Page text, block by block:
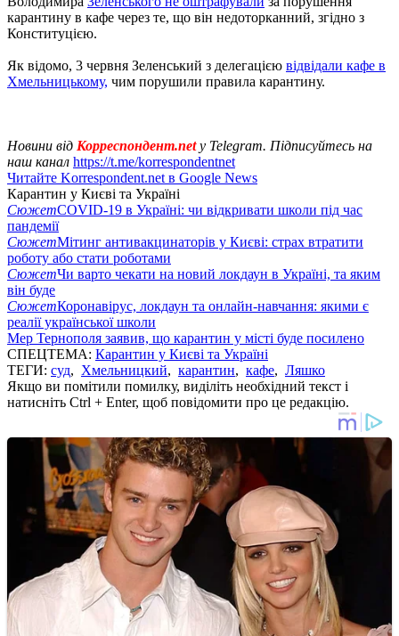
карантину в кафе через те, що він недоторканний, згідно з
Конституцією.
Як відомо, 3 червня Зеленський з делегацією відвідали кафе в
Хмельницькому, чим порушили правила карантину.
Новини від Корреспондент.net у Telegram. Підписуйтесь на
наш канал https://t.me/korrespondentnet
Читайте Korrespondent.net в Google News
Карантин у Києві та Україні
СюжетCOVID-19 в Україні: чи відкривати школи під час
пандемії
СюжетМітинг антивакцинаторів у Києві: страх втратити
роботу або стати роботами
СюжетЧи варто чекати на новий локдаун в Україні, та яким
він буде
СюжетКоронавірус, локдаун та онлайн-навчання: якими є
реалії української школи
Мер Тернополя заявив, що карантин у місті буде посилено
СПЕЦТЕМА: Карантин у Києві та Україні
ТЕГИ: суд, Хмельницкий, карантин, кафе, Ляшко
Якщо ви помітили помилку, виділіть необхідний текст і
натисніть Ctrl + Enter, щоб повідомити про це редакцію.